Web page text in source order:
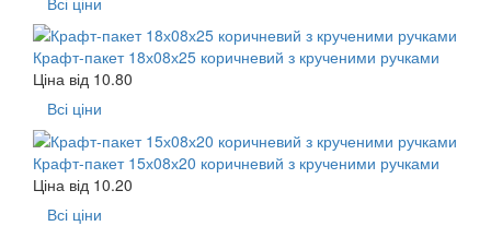
Крафт-пакет 18х08х25 коричневий з крученими ручками
Ціна від 10.80
Всі ціни
Крафт-пакет 15х08х20 коричневий з крученими ручками
Ціна від 10.20
Всі ціни